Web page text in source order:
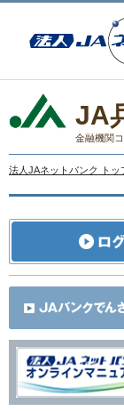
JA
金融機関
法人JAネットバンク トッ